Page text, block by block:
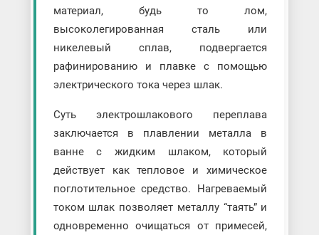
материал, будь то лом,
высоколегированная сталь или
никелевый сплав, подвергается
рафинированию и плавке с помощью
электрического тока через шлак.
Суть электрошлакового переплава
заключается в плавлении металла в
ванне с жидким шлаком, который
действует как тепловое и химическое
поглотительное средство. Нагреваемый
током шлак позволяет металлу “таять” и
одновременно очищаться от примесей,